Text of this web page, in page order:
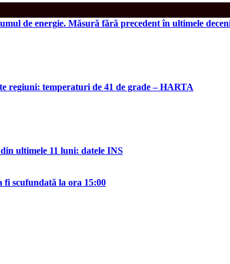
de energie. Măsură fără precedent în ultimele
regiuni: temperaturi de 41 de grade – HARTA
ultimele 11 luni: datele INS
scufundată la ora 15:00